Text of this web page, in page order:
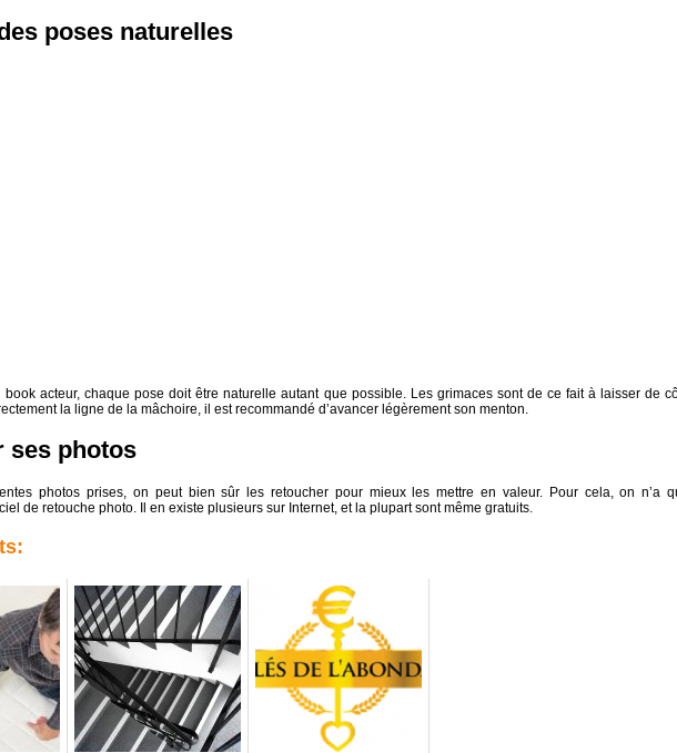
poses naturelles
acteur, chaque pose doit être naturelle autant que possible. Les grimaces sont de ce fait à laisser de
la ligne de la mâchoire, il est recommandé d’avancer légèrement son menton.
ses photos
photos prises, on peut bien sûr les retoucher pour mieux les mettre en valeur. Pour cela, on n’a
de retouche photo. Il en existe plusieurs sur Internet, et la plupart sont même gratuits.